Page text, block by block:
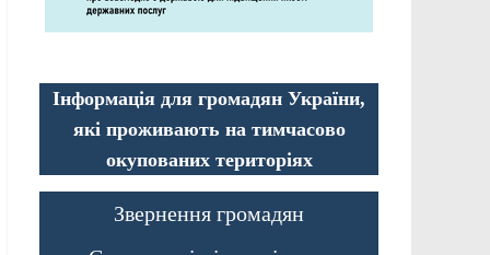
Інформація для громадян України,
які проживають на тимчасово
окупованих територіях
Звернення громадян